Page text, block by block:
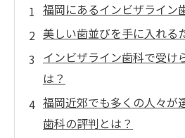
福岡にあるインビザライン
美しい歯並びを手に入れる
インビザライン歯科で受け
は？
福岡近郊でも多くの人々が
歯科の評判とは？